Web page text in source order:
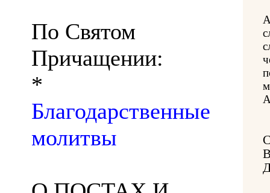
По Святом
Причащении:
*
Благодарственные
молитвы